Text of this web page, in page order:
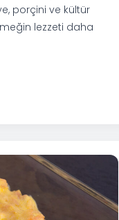
porçini ve kültür
lezzeti daha